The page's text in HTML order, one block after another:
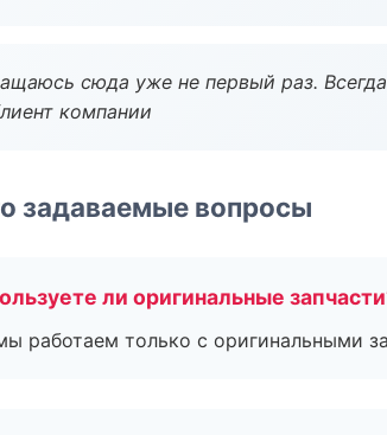
сюда уже не первый раз.
компании
задаваемые вопросы
ли оригинальные
работаем только с оригинальными